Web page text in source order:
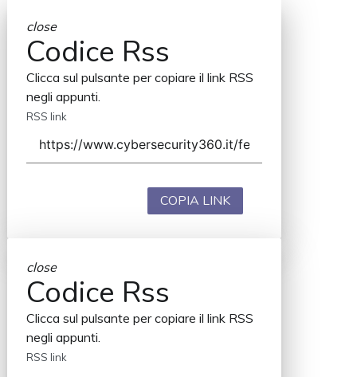
close
Codice Rss
Clicca sul pulsante per copiare il link RSS
negli appunti.
RSS link
COPIA LINK
close
Codice Rss
Clicca sul pulsante per copiare il link RSS
negli appunti.
RSS link